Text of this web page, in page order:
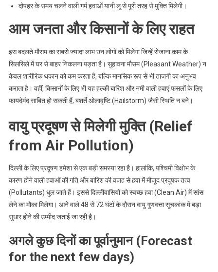
दोपहर के समय चलने वाली गर्म हवाओं यानी लू से पूरी तरह से मुक्ति मिलेगी।
आम जनता और किसानों के लिए राहत
इस बदलते मौसम का सबसे ज्यादा लाभ उन लोगों को मिलेगा जिन्हें रोजाना काम के
सिलसिले में घर से बाहर निकलना पड़ता है। सुहावना मौसम (Pleasant Weather) न
केवल शारीरिक थकान को कम करता है, बल्कि मानसिक रूप से भी ताजगी का अनुभव
कराता है। वहीं, किसानों के लिए भी यह हल्की बारिश और नमी वाली हवाएं फसलों के लिए
फायदेमंद साबित हो सकती हैं, बशर्ते ओलावृष्टि (Hailstorm) जैसी स्थिति न बने।
वायु प्रदूषण से मिलेगी मुक्ति (Relief
from Air Pollution)
दिल्ली के लिए प्रदूषण हमेशा से एक बड़ी समस्या रहा है। हालांकि, पश्चिमी विक्षोभ के
कारण होने वाली हवाओं की गति और बारिश की वजह से हवा में मौजूद प्रदूषक तत्व
(Pollutants) धुल जाते हैं। इससे दिल्लीवासियों को स्वच्छ हवा (Clean Air) में सांस
लेने का मौका मिलेगा। आने वाले 48 से 72 घंटों के दौरान वायु गुणवत्ता सूचकांक में बड़ा
सुधार होने की उम्मीद जताई जा रही है।
अगले कुछ दिनों का पूर्वानुमान (Forecast
for the next few days)